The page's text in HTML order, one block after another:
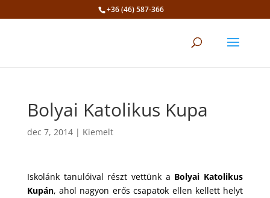
+36 (46) 587-366
Bolyai Katolikus Kupa
dec 7, 2014| Kiemelt
Iskolánk tanulóival részt vettünk a Bolyai Katolikus
Kupán, ahol nagyon erős csapatok ellen kellett helyt